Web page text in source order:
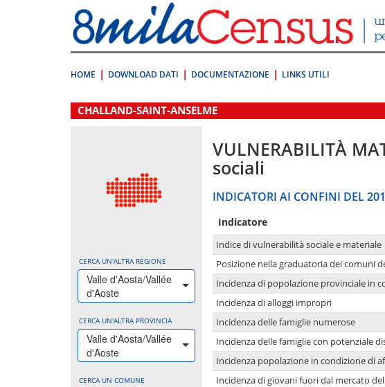
direttamente
a:
Contenuto
HOME DOWNLOAD DATI DOCUMENTAZIONE LINKS UTILI
.
CHALLAND-SAINT-ANSELME
CERCA UN'ALTRA REGIONE
Valle d'Aosta/Vallée
d'Aoste
CERCA UN'ALTRA PROVINCIA
Valle d'Aosta/Vallée
d'Aoste
CERCA UN COMUNE
VULNERABILITÀ
sociali
INDICATORI AI CONFINI DEL
Indicatore
Indice di vulnerabilità sociale e materiale
Posizione nella graduatoria dei comuni
Incidenza di popolazione provinciale in
Incidenza di alloggi impropri
Incidenza delle famiglie numerose
Incidenza delle famiglie con potenziale
Incidenza popolazione in condizione di
Incidenza di giovani fuori dal mercato